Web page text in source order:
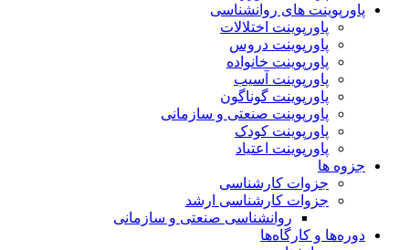
پاورپوینت های روانشناسی
پاورپوینت اختلالات
پاورپوینت دروس
پاورپوینت خانواده
پاورپوینت آسیب
پاورپوینت گوناگون
پاورپوینت صنعتی و سازمانی
پاورپوینت کودک
پاورپوینت اعتیاد
جزوه ها
جزوات کارشناسی
جزوات کارشناسی ارشد
روانشناسی صنعتی و سازمانی
دوره‌ها و کارگاه‌ها